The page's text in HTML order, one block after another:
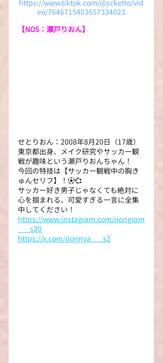
https://www.tiktok.com/@scketto/vid
eo/7646715403657334023
【NO5：瀬戸りおん】
せとりおん：2008年8月20日（17歳）
東京都出身、メイク研究やサッカー観
戦が趣味という瀬戸りおんちゃん！
今回の特技は【サッカー観戦中の胸き
ゅんセリフ】！⚽️💞
サッカー好き男子じゃなくても絶対に
心を掴まれる、可愛すぎる一言に全集
中してください！
https://www.instagram.com/riongram
___s20
https://x.com/rionnya___s2